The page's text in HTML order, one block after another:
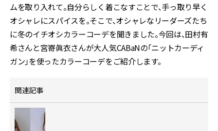
ムを取り入れて。自分らしく着こなすことで、手っ取り早く
オシャレにスパイスを。そこで、オシャレなリーダーズたち
に冬のイチオシカラーコーデを聞きました。今回は、田村有
希さんと宮嵜眞衣さんが大人気CABaNの「ニットカーディ
ガン」を使ったカラーコーデをご紹介します。
関連記事